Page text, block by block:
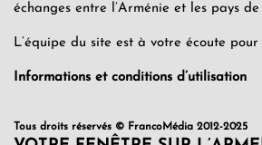
échanges entre l’Arménie et les pays
L’équipe du site est à votre écoute
Informations et conditions d’utilisation
Tous droits réservés © FrancoMédia 2012-2025